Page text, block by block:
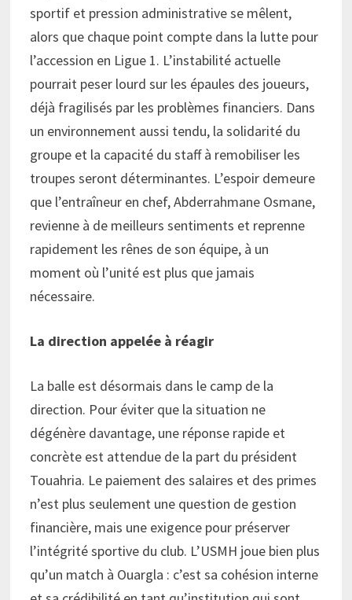
sportif et pression administrative se mêlent,
alors que chaque point compte dans la lutte pour
l’accession en Ligue 1. L’instabilité actuelle
pourrait peser lourd sur les épaules des joueurs,
déjà fragilisés par les problèmes financiers. Dans
un environnement aussi tendu, la solidarité du
groupe et la capacité du staff à remobiliser les
troupes seront déterminantes. L’espoir demeure
que l’entraîneur en chef, Abderrahmane Osmane,
revienne à de meilleurs sentiments et reprenne
rapidement les rênes de son équipe, à un
moment où l’unité est plus que jamais
nécessaire.
La direction appelée à réagir
La balle est désormais dans le camp de la
direction. Pour éviter que la situation ne
dégénère davantage, une réponse rapide et
concrète est attendue de la part du président
Touahria. Le paiement des salaires et des primes
n’est plus seulement une question de gestion
financière, mais une exigence pour préserver
l’intégrité sportive du club. L’USMH joue bien plus
qu’un match à Ouargla : c’est sa cohésion interne